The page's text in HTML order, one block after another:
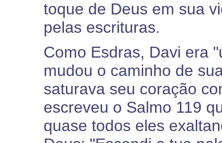
toque de Deus em sua
pelas escrituras.
Como Esdras, Davi era
mudou o caminho de
saturava seu coração
escreveu o Salmo 119
quase todos eles